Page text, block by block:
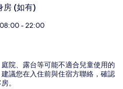
房 (如有)
- 22:00
院、露台等可能不適合兒童使用的
議您在入住前與住宿方聯絡，確認
。